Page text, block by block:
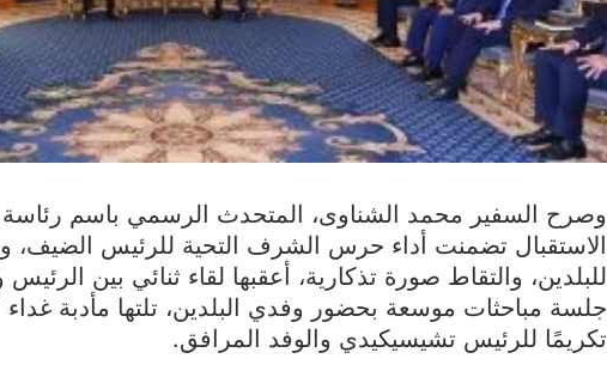
وصرح السفير محمد الشناوى، المتحدث الرسمي باسم رئاسة
الاستقبال تضمنت أداء حرس الشرف التحية للرئيس الضيف،
للبلدين، والتقاط صورة تذكارية، أعقبها لقاء ثنائي بين
جلسة مباحثات موسعة بحضور وفدي البلدين، تلتها مأدبة
تكريمًا للرئيس تشيسيكيدي والوفد المرافق.